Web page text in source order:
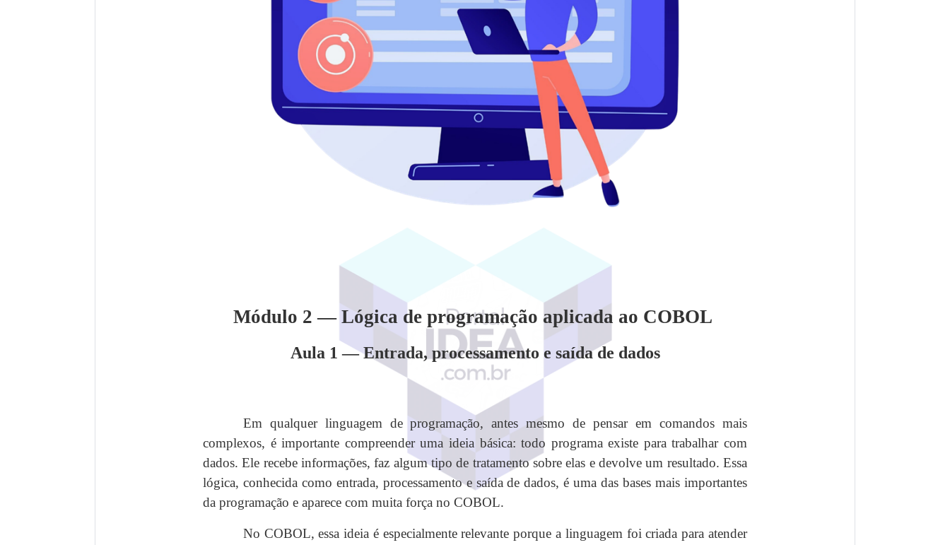
Módulo 2 — Lógica de programação aplicada ao COBOL
Aula 1 — Entrada, processamento e saída de dados
Em qualquer linguagem de programação, antes mesmo de pensar em comandos mais
complexos, é importante compreender uma ideia básica: todo programa existe para trabalhar com
dados. Ele recebe informações, faz algum tipo de tratamento sobre elas e devolve um resultado. Essa
lógica, conhecida como entrada, processamento e saída de dados, é uma das bases mais importantes
da programação e aparece com muita força no COBOL.
No COBOL, essa ideia é especialmente relevante porque a linguagem foi criada para atender